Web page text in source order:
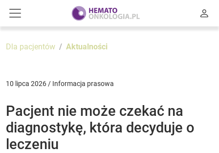
Dla pacjentów Aktualności
10 lipca 2026 / Informacja prasowa
Pacjent nie może czekać na
diagnostykę, która decyduje o
leczeniu